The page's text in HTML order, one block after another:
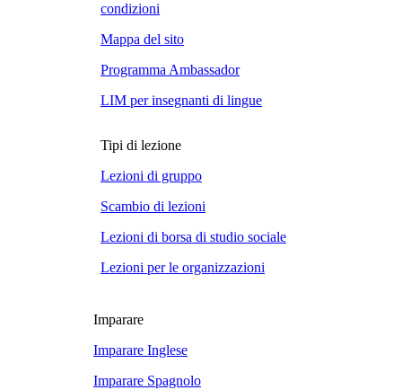
condizioni
Mappa del sito
Programma Ambassador
LIM per insegnanti di lingue
Tipi di lezione
Lezioni di gruppo
Scambio di lezioni
Lezioni di borsa di studio sociale
Lezioni per le organizzazioni
Imparare
Imparare Inglese
Imparare Spagnolo